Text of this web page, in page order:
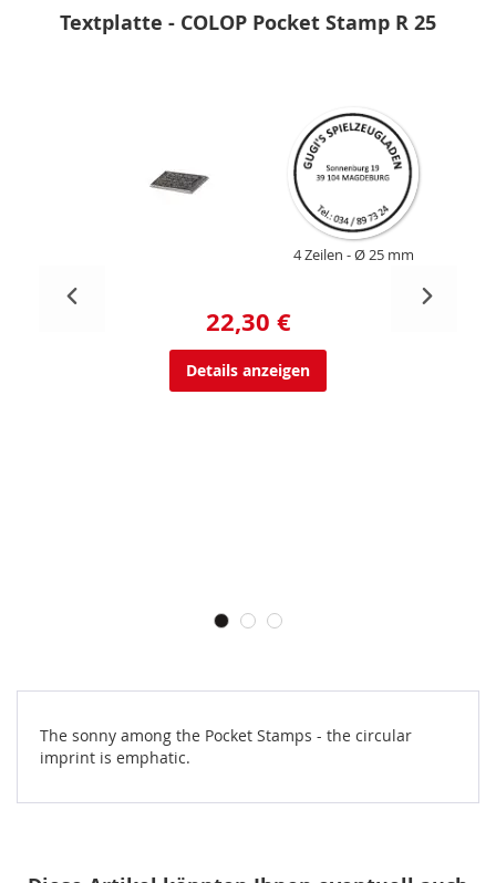
Textplatte - COLOP Pocket Stamp R 25
4 Zeilen Ø 25 mm
22,30 €
Details anzeigen
The sonny among the Pocket Stamps - the circular
imprint is emphatic.